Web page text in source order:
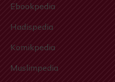
Ebookpedia
Hadispedia
Komikpedia
Muslimpedia